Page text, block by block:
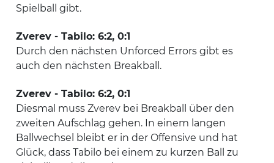
Spielball gibt.
Zverev - Tabilo: 6:2, 0:1
Durch den nächsten Unforced Errors gibt es
auch den nächsten Breakball.
Zverev - Tabilo: 6:2, 0:1
Diesmal muss Zverev bei Breakball über den
zweiten Aufschlag gehen. In einem langen
Ballwechsel bleibt er in der Offensive und hat
Glück, dass Tabilo bei einem zu kurzen Ball zu